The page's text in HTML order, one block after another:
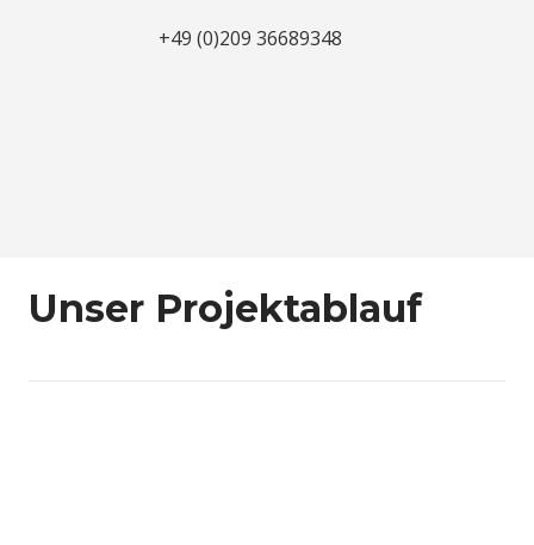
+49 (0)209 36689348
Unser Projektablauf